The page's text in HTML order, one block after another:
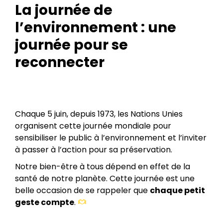
La journée de
l’environnement : une
journée pour se
reconnecter
Chaque 5 juin, depuis 1973, les Nations Unies
organisent cette journée mondiale pour
sensibiliser le public à l’environnement et l’inviter
à passer à l’action pour sa préservation.
Notre bien-être à tous dépend en effet de la
santé de notre planète. Cette journée est une
belle occasion de se rappeler que chaque petit
geste compte.